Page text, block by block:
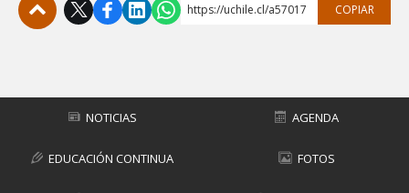
https://uchile.cl/a57017 COPIAR
NOTICIAS AGENDA
EDUCACIÓN CONTINUA FOTOS